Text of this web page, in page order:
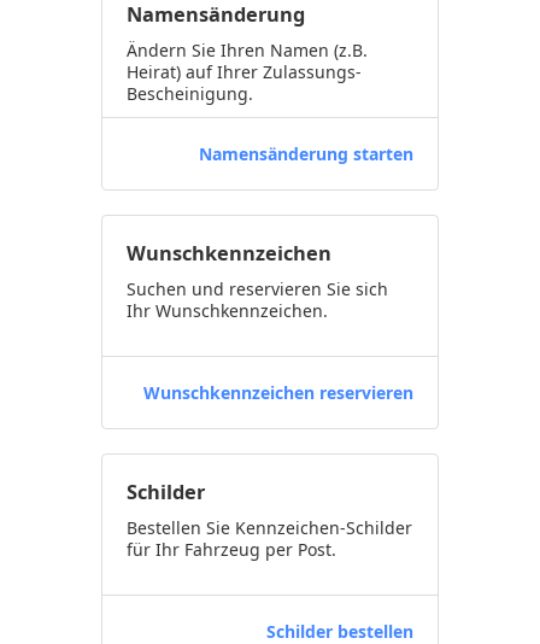
Namensänderung
Ändern Sie Ihren Namen (z.B.
Heirat) auf Ihrer Zulassungs-
Bescheinigung.
Namensänderung starten
Wunschkennzeichen
Suchen und reservieren Sie sich
Ihr Wunschkennzeichen.
Wunschkennzeichen reservieren
Schilder
Bestellen Sie Kennzeichen-Schilder
für Ihr Fahrzeug per Post.
Schilder bestellen